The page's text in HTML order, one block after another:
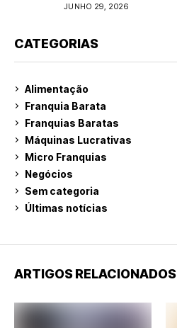
JUNHO 29, 2026
CATEGORIAS
Alimentação
Franquia Barata
Franquias Baratas
Máquinas Lucrativas
Micro Franquias
Negócios
Sem categoria
Últimas notícias
ARTIGOS RELACIONADOS